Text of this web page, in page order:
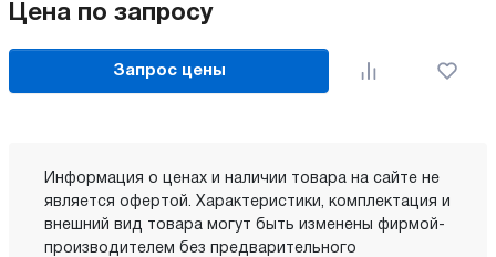
Цена по запросу
Запрос цены
Информация о ценах и наличии товара на сайте не
является офертой. Характеристики, комплектация и
внешний вид товара могут быть изменены фирмой-
производителем без предварительного